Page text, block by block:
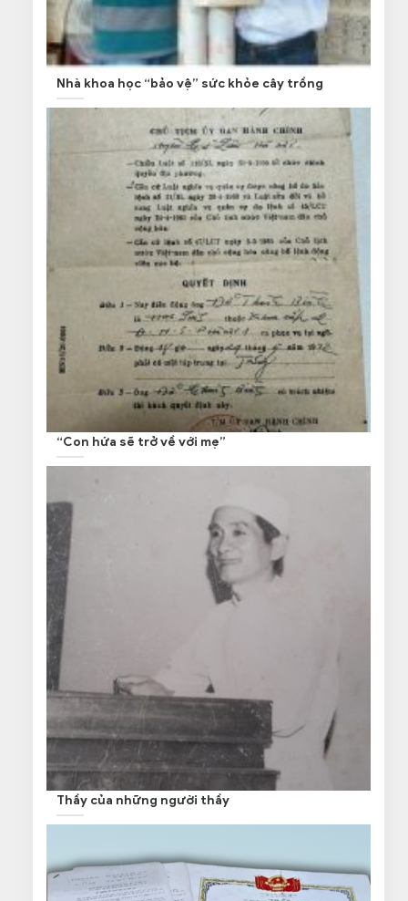
Nhà khoa học “bảo vệ” sức khỏe cây trồng
“Con hứa sẽ trở về với mẹ”
Thầy của những người thầy